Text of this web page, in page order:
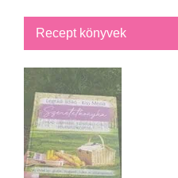
Recept könyvek